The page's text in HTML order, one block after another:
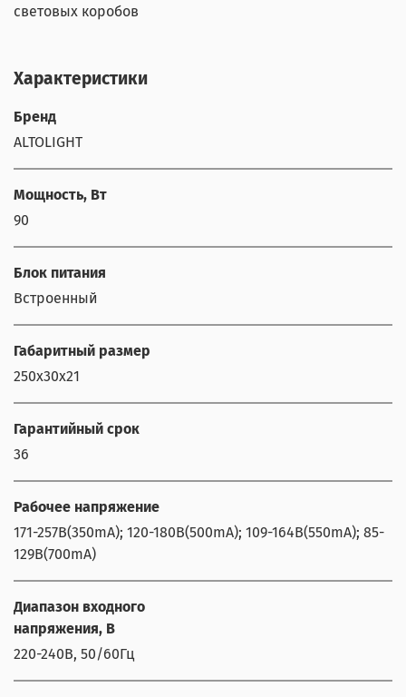
световых коробов
Характеристики
Бренд
ALTOLIGHT
Мощность, Вт
90
Блок питания
Встроенный
Габаритный размер
250x30x21
Гарантийный срок
36
Рабочее напряжение
171-257В(350mA); 120-180В(500mA); 109-164В(550mA); 85-
129В(700mA)
Диапазон входного
напряжения, В
220-240В, 50/60Гц